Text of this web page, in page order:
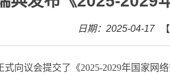
日期：2025-04-17
式向议会提交了《2025-2029年国家网